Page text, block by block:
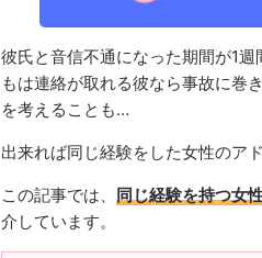
彼氏と音信不通になった期間が1
もは連絡が取れる彼なら事故に巻
を考えることも…
出来れば同じ経験をした女性のア
この記事では、 同じ経験を持つ女
介しています。